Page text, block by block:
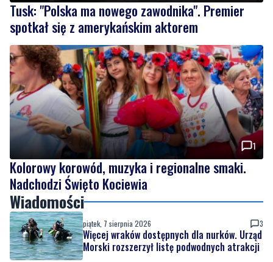
Tusk: "Polska ma nowego zawodnika". Premier
spotkał się z amerykańskim aktorem
1
Kolorowy korowód, muzyka i regionalne smaki.
Nadchodzi Święto Kociewia
Wiadomości
piątek, 7 sierpnia 2026 3
Więcej wraków dostępnych dla nurków. Urząd
Morski rozszerzył listę podwodnych atrakcji